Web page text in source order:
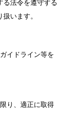
る法令を遵守する
います。
イドライン等を
り、適正に取得